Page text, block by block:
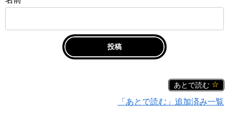
あとで読む
「あとで読む」追加済み一覧